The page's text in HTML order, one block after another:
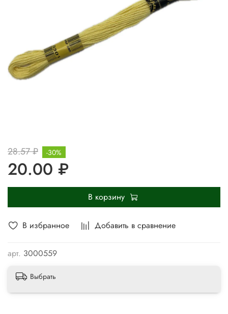
В избранное Добавить в сравнение
арт. 3000559
28.57 ₽
20.00 ₽
-30%
В корзину
Выбрать